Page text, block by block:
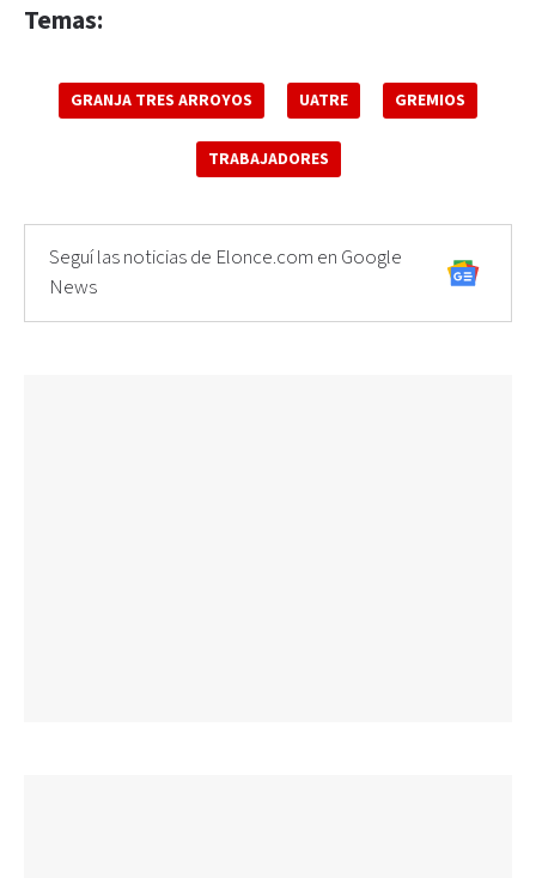
Temas:
GRANJA TRES ARROYOS UATRE GREMIOS
TRABAJADORES
Seguí las noticias de Elonce.com en Google
News